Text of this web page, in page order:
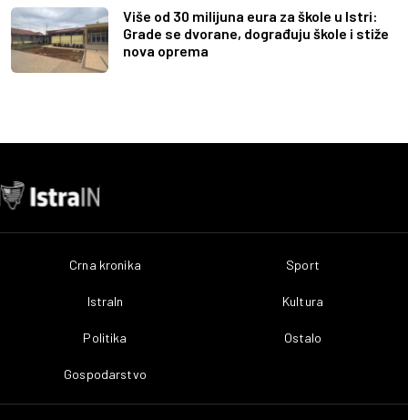
Više od 30 milijuna eura za škole u Istri:
Grade se dvorane, dograđuju škole i stiže
nova oprema
Crna kronika
IstraIn
Politika
Gospodarstvo
Sport
Kultura
Ostalo